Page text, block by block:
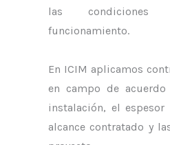
las condiciones
funcionamiento.
En ICIM aplicamos
en campo de
instalación, el
alcance contratado y